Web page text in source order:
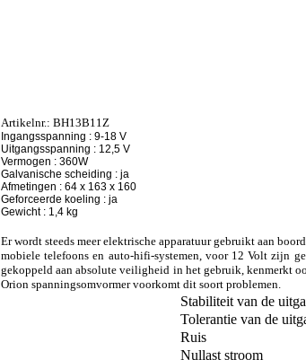
Artikelnr.: BH13B11Z
Ingangsspanning : 9-18 V
Uitgangsspanning : 12,5 V
Vermogen : 360W
Galvanische scheiding : ja
Afmetingen : 64 x 163 x 160
Geforceerde koeling : ja
Gewicht : 1,4 kg
Er wordt steeds meer elektrische apparatuur gebruikt aan
mobiele telefoons en auto-hifi-systemen, voor 12 Volt zijn
gekoppeld aan absolute veiligheid in het gebruik, kenmerkt
Orion spanningsomvormer voorkomt dit soort problemen.
Stabiliteit van de
Tolerantie van de
Ruis
Nullast stroom